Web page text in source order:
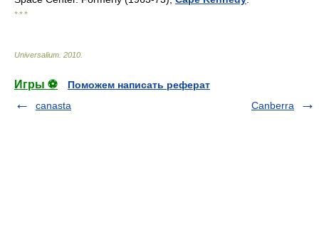
* * *
Universalium 2010
Игры ⚽
Поможем написать реферат
canasta
Canberra